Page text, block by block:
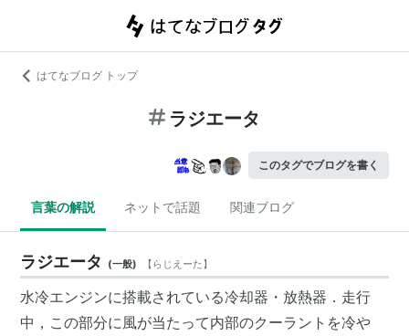
はてなブログ トップ
ラジエータ
このタグでブログを書く
言葉の解説 ネットで話題 関連ブログ
ラジエータ (一般) 【 らじえーた】
水冷エンジンに搭載されている冷却器・放熱器．走行
中，この部分に風が当たって内部のクーラント を冷や